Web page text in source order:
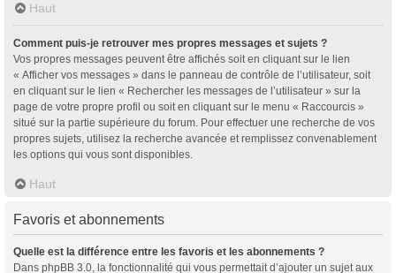
Haut
Comment puis-je retrouver mes propres messages et sujets ?
Vos propres messages peuvent être affichés soit en cliquant sur le lien
« Afficher vos messages » dans le panneau de contrôle de l’utilisateur, soit
en cliquant sur le lien « Rechercher les messages de l’utilisateur » sur la
page de votre propre profil ou soit en cliquant sur le menu « Raccourcis »
situé sur la partie supérieure du forum. Pour effectuer une recherche de vos
propres sujets, utilisez la recherche avancée et remplissez convenablement
les options qui vous sont disponibles.
Haut
Favoris et abonnements
Quelle est la différence entre les favoris et les abonnements ?
Dans phpBB 3.0, la fonctionnalité qui vous permettait d’ajouter un sujet aux